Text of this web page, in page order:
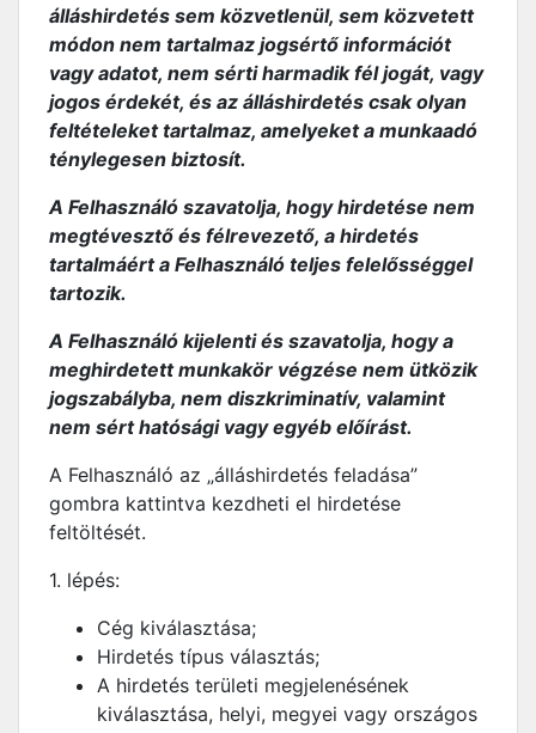
álláshirdetés sem közvetlenül, sem közvetett
módon nem tartalmaz jogsértő információt
vagy adatot, nem sérti harmadik fél jogát, vagy
jogos érdekét, és az álláshirdetés csak olyan
feltételeket tartalmaz, amelyeket a munkaadó
ténylegesen biztosít.
A Felhasználó szavatolja, hogy hirdetése nem
megtévesztő és félrevezető, a hirdetés
tartalmáért a Felhasználó teljes felelősséggel
tartozik.
A Felhasználó kijelenti és szavatolja, hogy a
meghirdetett munkakör végzése nem ütközik
jogszabályba, nem diszkriminatív, valamint
nem sért hatósági vagy egyéb előírást.
A Felhasználó az „álláshirdetés feladása”
gombra kattintva kezdheti el hirdetése
feltöltését.
1. lépés:
Cég kiválasztása;
Hirdetés típus választás;
A hirdetés területi megjelenésének
kiválasztása, helyi, megyei vagy országos